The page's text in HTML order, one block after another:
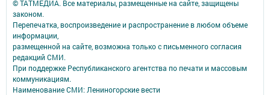
© ТАТМЕДИА. Все материалы, размещенные на сайте, защищены
законом.
Перепечатка, воспроизведение и распространение в любом объеме
информации,
размещенной на сайте, возможна только с письменного согласия
редакций СМИ.
При поддержке Республиканского агентства по печати и массовым
коммуникациям.
Наименование СМИ: Лениногорские вести